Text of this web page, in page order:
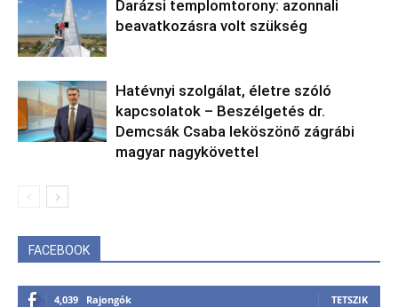
Darázsi templomtorony: azonnali
beavatkozásra volt szükség
Hatévnyi szolgálat, életre szóló
kapcsolatok – Beszélgetés dr.
Demcsák Csaba leköszönő zágrábi
magyar nagykövettel
FACEBOOK
4,039 Rajongók TETSZIK